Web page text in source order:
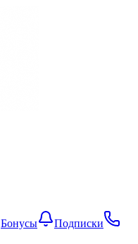
Бонусы
Подписки